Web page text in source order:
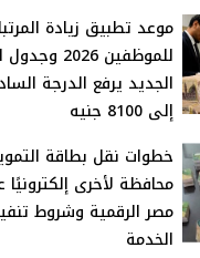
موعد تطبيق زيادة
للموظفين 2026
الجديد يرفع الدرجة
إلى 8100 جنيه
خطوات نقل بطاقة
محافظة لأخرى إلكترونيًا
مصر الرقمية وشروط
الخدمة